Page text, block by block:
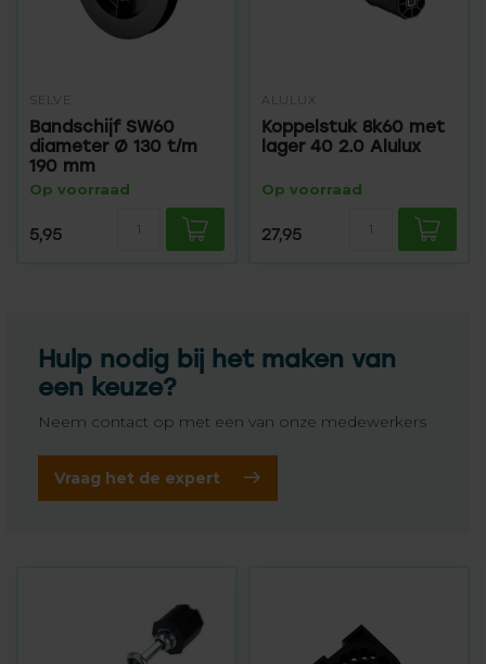
SELVE
Bandschijf SW60
diameter Ø 130 t/m
190 mm
Op voorraad
5,95
ALULUX
Koppelstuk 8k60 met
lager 40 2.0 Alulux
Op voorraad
27,95
Hulp nodig bij het maken van
een keuze?
Neem contact op met een van onze medewerkers
Vraag het de expert